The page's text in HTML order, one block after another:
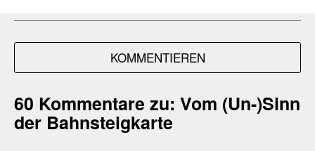
KOMMENTIEREN
60 Kommentare zu: Vom (Un-)Sinn
der Bahnsteigkarte